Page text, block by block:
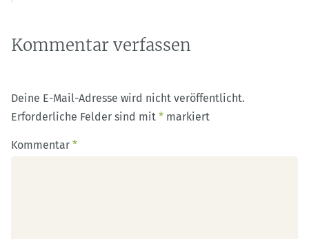
Kommentar verfassen
Deine E-Mail-Adresse wird nicht veröffentlicht.
Erforderliche Felder sind mit * markiert
Kommentar *